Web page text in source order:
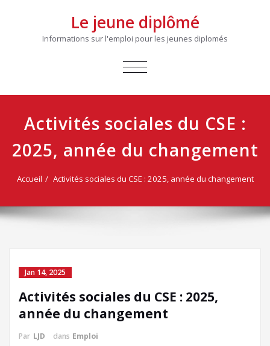
Le jeune diplômé
Informations sur l'emploi pour les jeunes diplomés
AFFICHER/MASQUER
Activités sociales du CSE :
2025, année du changement
Accueil Activités sociales du CSE : 2025, année du changement
Jan 14, 2025
Activités sociales du CSE : 2025,
année du changement
Par LJD dans Emploi